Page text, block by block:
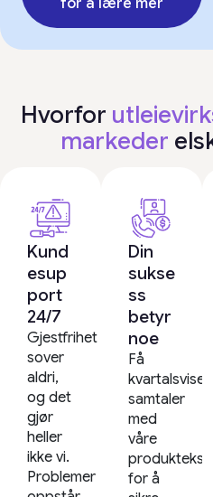
for å lære mer
Hvorfor
markeder
Kund
esup
port
24/7
Gjestfrihet
sover
aldri,
og det
gjør
heller
ikke vi.
Problemer
Din
sukse
ss
betyr
noe
Få
kvartalsvise
samtaler
med
våre
for å